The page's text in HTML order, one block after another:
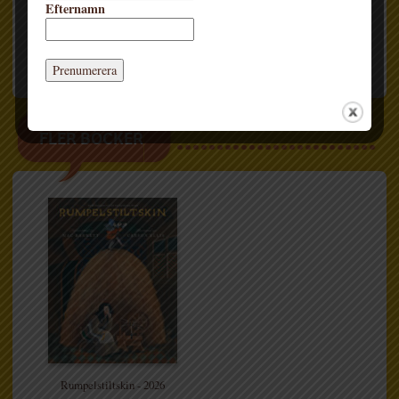
Rumpelstiltskin
FLER BÖCKER
Rumpelstiltskin - 2026
Efternamn